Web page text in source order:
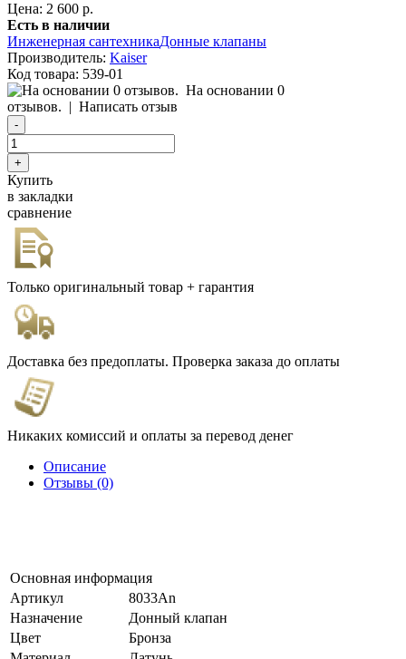
Цена: 2 600 р.
Есть в наличии
Инженерная сантехникаДонные клапаны
Производитель: Kaiser
Код товара: 539-01
На основании 0
отзывов. | Написать отзыв
Купить
в закладки
сравнение
Только оригинальный товар + гарантия
Доставка без предоплаты. Проверка заказа до оплаты
Никаких комиссий и оплаты за перевод денег
Описание
Отзывы (0)
Основная информация
Артикул
8033An
Назначение
Донный клапан
Цвет
Бронза